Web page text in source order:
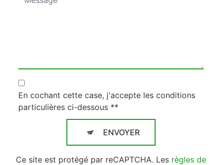
En cochant cette case, j'accepte les conditions
particulières ci-dessous **
ENVOYER
Ce site est protégé par reCAPTCHA. Les règles de